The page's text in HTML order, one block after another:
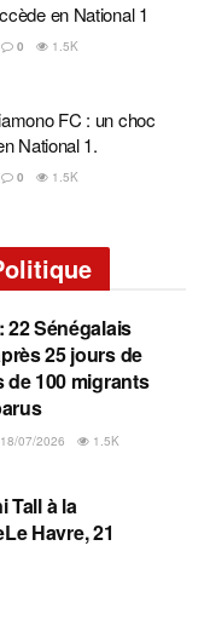
en National 1
0 1.5K
FC : un choc
National 1.
0 1.5K
22 Sénégalais
25 jours de
de 100 migrants
18/07/2026 1.5K
Tall à la
Havre, 21